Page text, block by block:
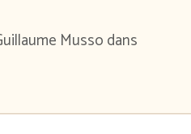
Musso dans